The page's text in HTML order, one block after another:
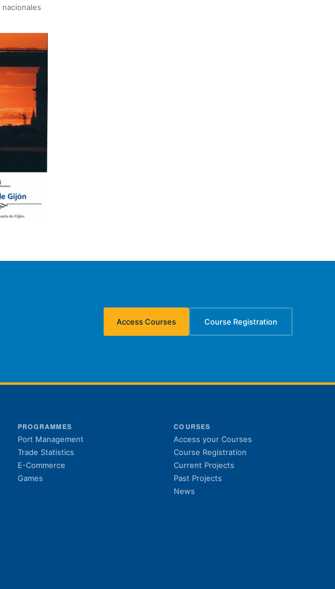
Access Courses
(opens in new tab)
Course Registration
(opens in new tab)
PROGRAMMES
Port Management
Trade Statistics
E-Commerce
Games
COURSES
Access your Courses
Course Registration
Current Projects
Past Projects
News